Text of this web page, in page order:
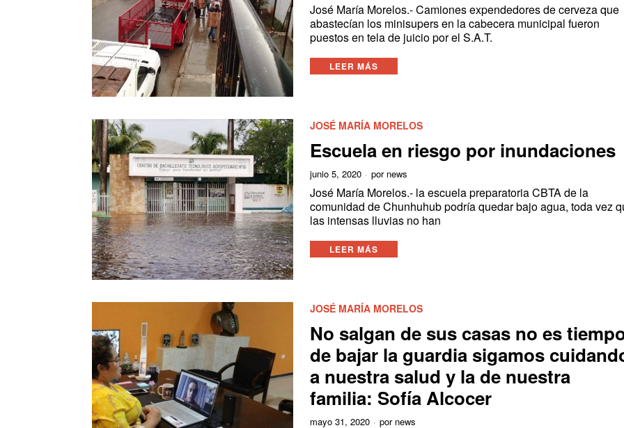
José María Morelos.- Camiones expendedores de cerveza que
abastecían los minisupers en la cabecera municipal fueron
puestos en tela de juicio por el S.A.T.
LEER MÁS
JOSÉ MARÍA MORELOS
Escuela en riesgo por inundaciones
junio 5, 2020 por news
José María Morelos.- la escuela preparatoria CBTA de la
comunidad de Chunhuhub podría quedar bajo agua, toda vez
las intensas lluvias no han
LEER MÁS
JOSÉ MARÍA MORELOS
No salgan de sus casas no es
de bajar la guardia sigamos
a nuestra salud y la de nuestra
familia: Sofía Alcocer
mayo 31, 2020 por news